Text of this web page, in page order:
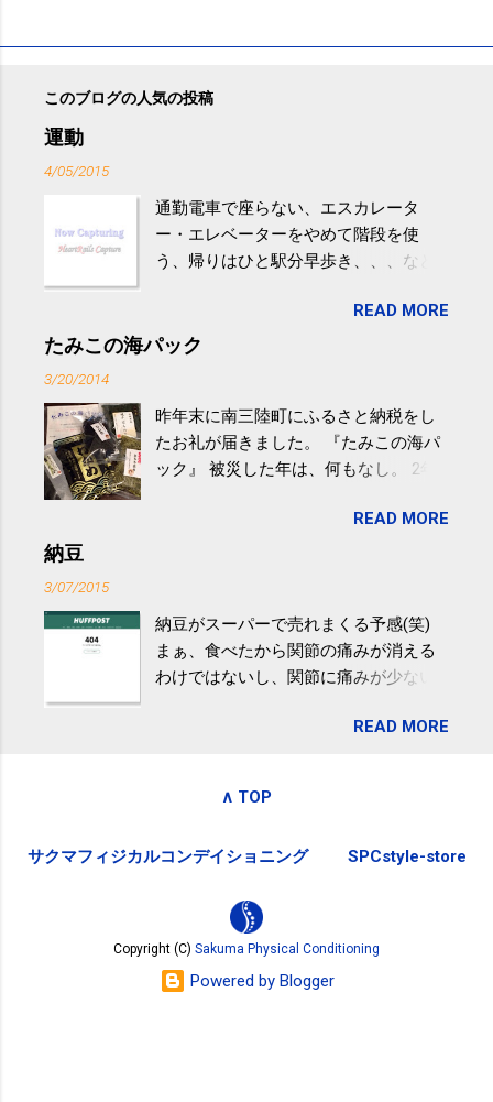
このブログの人気の投稿
運動
4/05/2015
通勤電車で座らない、エスカレータ
ー・エレベーターをやめて階段を使
う、帰りはひと駅分早歩き、、、など
やすい。 スポーツウェア・シューズで
するものだけが運動ではない。 食べ
けると改善する、との結果を筑波大の
研究チームが発表した。改善が期待で
きるのは、過度の飲酒が原因ではない
減らなくても効果があるという。 正田
波大「減量しなくても効果」 - ニュー
ス - アピタル（医療・健康）
READ MORE
たみこの海パック
3/20/2014
昨年末に南三陸町にふるさと納税をし
たお礼が届きました。 『たみこの海パ
ック』 被災した年は、何もなし。 2年
が『たみこの海パック』。 ボランティ
全く考えていなかったので、貰えると
少しづつ復興してる感が伝わってきて
嬉しいです。 あと、ふるさと納税が節
ですが、節税になるほど稼げていない
READ MORE
納豆
3/07/2015
納豆がスーパーで売れまくる予感(笑)
まぁ、食べたから関節の痛みが消える
わけではないし、関節に痛みが少ない
ど。。 「関節の老化」は、「コンドロ
歳をピークにして、体内で作られる量
代の半分、60代ではそのさらに半分に
起こさないためには、食生活で「コン
ドロイチン」を補うことが大切。そし
て「コンドロイチン」という成分は、
納豆をはじめとしたネバネバ&ヌルヌル
READ MORE
∧ TOP
サクマフィジカルコンデイショニング SPCstyle-store
Copyright (C) Sakuma Physical Conditioning
Powered by Blogger